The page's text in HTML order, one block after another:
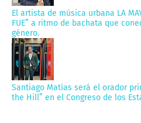
El artista de música urbana LA
FUE” a ritmo de bachata que
género.
Santiago Matías será el orador
the Hill” en el Congreso de los